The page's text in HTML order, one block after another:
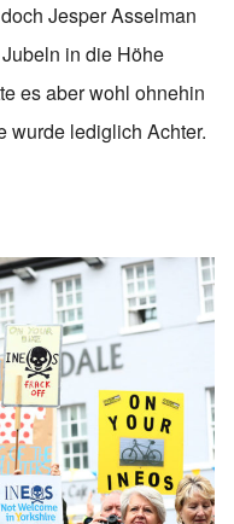
Jesper Asselman
in die Höhe
es aber wohl ohnehin
wurde lediglich Achter.